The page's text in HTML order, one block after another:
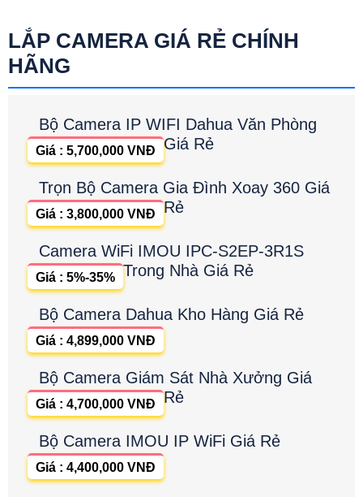
LẮP CAMERA GIÁ RẺ CHÍNH
HÃNG
Bộ Camera IP WIFI Dahua Văn Phòng
Giá Rẻ
Giá : 5,700,000 VNĐ
Trọn Bộ Camera Gia Đình Xoay 360 Giá
Rẻ
Giá : 3,800,000 VNĐ
Camera WiFi IMOU IPC-S2EP-3R1S
Trong Nhà Giá Rẻ
Giá : 5%-35%
Bộ Camera Dahua Kho Hàng Giá Rẻ
Giá : 4,899,000 VNĐ
Bộ Camera Giám Sát Nhà Xưởng Giá
Rẻ
Giá : 4,700,000 VNĐ
Bộ Camera IMOU IP WiFi Giá Rẻ
Giá : 4,400,000 VNĐ